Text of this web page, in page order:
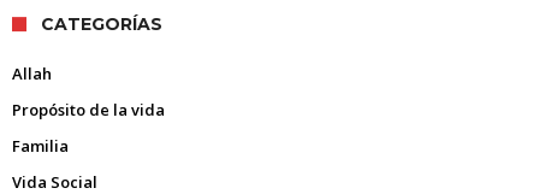
CATEGORÍAS
Allah
Propósito de la vida
Familia
Vida Social